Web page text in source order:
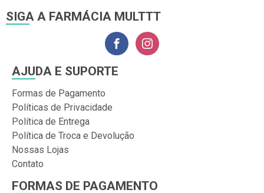
SIGA A FARMÁCIA MULTTT
AJUDA E SUPORTE
Formas de Pagamento
Políticas de Privacidade
Política de Entrega
Política de Troca e Devolução
Nossas Lojas
Contato
FORMAS DE PAGAMENTO